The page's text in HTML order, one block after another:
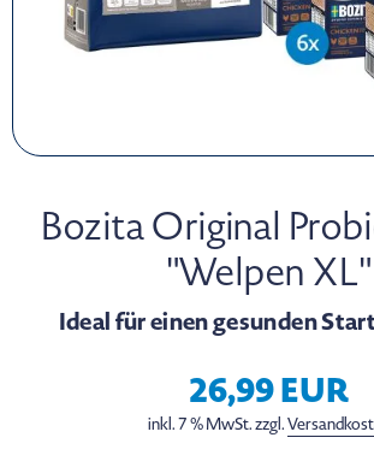
Bozita Original
"Welpen XL"
Ideal für einen gesunden
26,99 EUR
inkl. 7 % MwSt. zzgl.